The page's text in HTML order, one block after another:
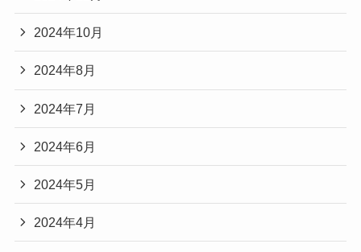
2024年10月
2024年8月
2024年7月
2024年6月
2024年5月
2024年4月